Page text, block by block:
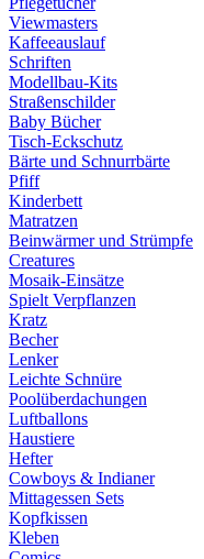
Viewmasters
Kaffeeauslauf
Schriften
Modellbau-Kits
Straßenschilder
Baby Bücher
Tisch-Eckschutz
Bärte und Schnurrbärte
Pfiff
Kinderbett
Matratzen
Beinwärmer und Strümpfe
Creatures
Mosaik-Einsätze
Spielt Verpflanzen
Kratz
Becher
Lenker
Leichte Schnüre
Poolüberdachungen
Luftballons
Haustiere
Hefter
Cowboys & Indianer
Mittagessen Sets
Kopfkissen
Kleben